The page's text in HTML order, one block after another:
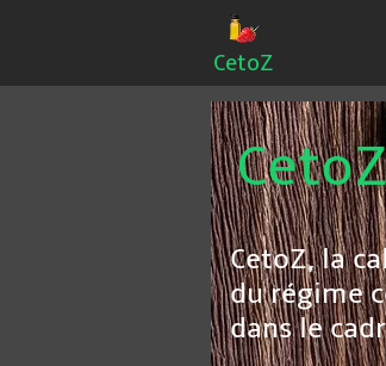
CetoZ
CetoZ, la
du régime
dans le